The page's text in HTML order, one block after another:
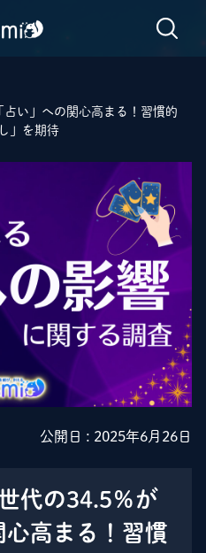
占い」への関心高まる！習慣的
」を期待
公開日 : 2025年6月26日
代の34.5％が
心高まる！習慣